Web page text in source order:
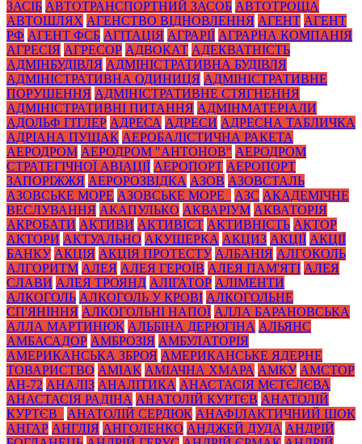
ЗАСІБ АВТОТРАНСПОРТНИЙ ЗАСОБ АВТОТРОЩА
АВТОШЛЯХ АГЕНСТВО ВІДНОВЛЕННЯ АГЕНТ АГЕНТ
РФ АГЕНТ ФСБ АГІТАЦІЯ АГРАРІЇ АГРАРНА КОМПАНІЯ
АГРЕСІЯ АГРЕСОР АДВОКАТ АДЕКВАТНІСТЬ
АДМІНБУДІВЛЯ АДМІНІСТРАТИВНА БУДІВЛЯ
АДМІНІСТРАТИВНА ОДИНИЦЯ АДМІНІСТРАТИВНЕ
ПОРУШЕННЯ АДМІНІСТРАТИВНЕ СТЯГНЕННЯ
АДМІНІСТРАТИВНІ ПИТАННЯ АДМІНМАТЕРІАЛИ
АДОЛЬФ ГІТЛЕР АДРЕСА АДРЕСИ АДРЕСНА ТАБЛИЧКА
АДРІАНА ПУЩАК АЕРОБАЛІСТИЧНА РАКЕТА
АЕРОДРОМ АЕРОДРОМ "АНТОНОВ" АЕРОДРОМ
СТРАТЕГІЧНОЇ АВІАЦІЇ АЕРОПОРТ АЕРОПОРТ
ЗАПОРІЖЖЯ АЕРОРОЗВІДКА АЗОВ АЗОВСТАЛЬ
АЗОВСЬКЕ МОРЕ АЗОВСЬКЕ МОРЕ_ АЗС АКАДЕМІЧНЕ
ВЕСЛУВАННЯ АКАПУЛЬКО АКВАРІУМ АКВАТОРІЯ
АКРОБАТИ АКТИВИ АКТИВІСТ АКТИВНІСТЬ АКТОР
АКТОРИ АКТУАЛЬНО АКУШЕРКА АКЦИЗ АКЦІЇ АКЦІЇ
БАНКУ АКЦІЯ АКЦІЯ ПРОТЕСТУ АЛБАНІЯ АЛГОКОЛЬ
АЛГОРИТМ АЛЕЯ АЛЕЯ ГЕРОЇВ АЛЕЯ ПАМ'ЯТІ АЛЕЯ
СЛАВИ АЛЕЯ ТРОЯНД АЛІГАТОР АЛІМЕНТИ
АЛКОГОЛЬ АЛКОГОЛЬ У КРОВІ АЛКОГОЛЬНЕ
СП'ЯНІННЯ АЛКОГОЛЬНІ НАПОЇ АЛЛА БАРАНОВСЬКА
АЛЛА МАРТИНЮК АЛЬБІНА ДЕРЮГІНА АЛЬЯНС
АМБАСАДОР АМБРОЗІЯ АМБУЛАТОРІЯ
АМЕРИКАНСЬКА ЗБРОЯ АМЕРИКАНСЬКЕ ЯДЕРНЕ
ТОВАРИСТВО АМІАК АМІАЧНА ХМАРА АМКУ АМСТОР
АН-72 АНАЛІЗ АНАЛІТИКА АНАСТАСІЯ МЄТЄЛЄВА
АНАСТАСІЯ РАДІНА АНАТОЛІЙ КУРТЄВ АНАТОЛІЙ
КУРТЄВ_
АНАТОЛІЙ СЕРДЮК АНАФІЛАКТИЧНИЙ ШОК
АНГАР АНГЛІЯ АНГОЛЕНКО АНДЖЕЙ ДУДА АНДРІЙ